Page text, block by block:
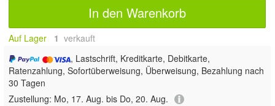
In den Warenkorb
Auf Lager 1 verkauft
, Lastschrift, Kreditkarte, Debitkarte,
Ratenzahlung, Sofortüberweisung, Überweisung, Bezahlung nach
30 Tagen
Zustellung: Mo, 17. Aug. bis Do, 20. Aug.